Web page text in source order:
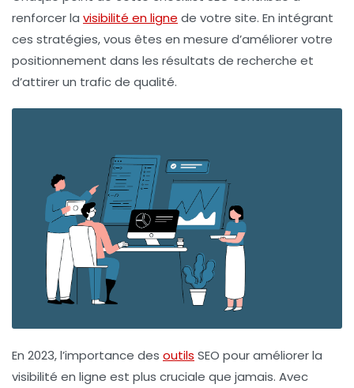
renforcer la visibilité en ligne de votre site. En intégrant
ces stratégies, vous êtes en mesure d’améliorer votre
positionnement dans les résultats de recherche et
d’attirer un trafic de qualité.
En 2023, l’importance des outils SEO pour améliorer la
visibilité en ligne est plus cruciale que jamais. Avec